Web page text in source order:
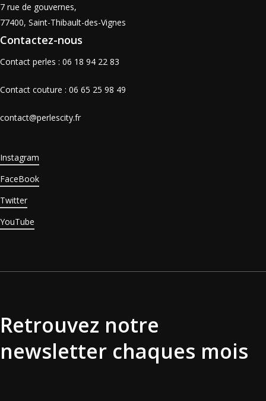
7 rue de gouvernes,
77400, Saint-Thibault-des-Vignes
Contactez-nous
Contact perles : 06 18 94 22 83
Contact couture : 06 65 25 98 49
contact@perlescity.fr
Instagram
FaceBook
Twitter
YouTube
Retrouvez notre
newsletter chaques mois